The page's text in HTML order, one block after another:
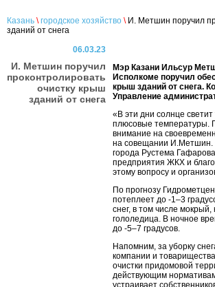
Казань \ городское хозяйство \И. Метшин поручил
зданий от снега
06.03.23
И. Метшин поручил
проконтролировать
очистку крыш
зданий от снега
Мэр Казани Ильсур
Исполкоме поручил
крыш зданий от снега.
Управление
«В эти дни солнце
плюсовые температуры.
внимание на
на совещании И.Метшин.
города Рустема
предприятия ЖКХ и
этому вопросу и
По прогнозу
потеплеет до -1–3
снег, в том числе
гололедица. В ночное
до -5–7 градусов.
Напомним, за уборку
компании и
очистки придомовой
действующим
устраивает